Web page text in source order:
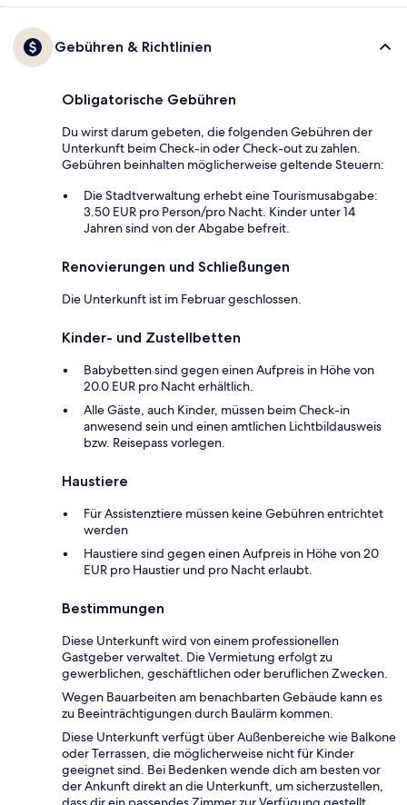
Gebühren & Richtlinien
Obligatorische Gebühren
Du wirst darum gebeten, die folgenden Gebühren der
Unterkunft beim Check-in oder Check-out zu zahlen.
Gebühren beinhalten möglicherweise geltende Steuern:
Die Stadtverwaltung erhebt eine Tourismusabgabe:
3.50 EUR pro Person/pro Nacht. Kinder unter 14
Jahren sind von der Abgabe befreit.
Renovierungen und Schließungen
Die Unterkunft ist im Februar geschlossen.
Kinder- und Zustellbetten
Babybetten sind gegen einen Aufpreis in Höhe von
20.0 EUR pro Nacht erhältlich.
Alle Gäste, auch Kinder, müssen beim Check-in
anwesend sein und einen amtlichen Lichtbildausweis
bzw. Reisepass vorlegen.
Haustiere
Für Assistenztiere müssen keine Gebühren entrichtet
werden
Haustiere sind gegen einen Aufpreis in Höhe von 20
EUR pro Haustier und pro Nacht erlaubt.
Bestimmungen
Diese Unterkunft wird von einem professionellen
Gastgeber verwaltet. Die Vermietung erfolgt zu
gewerblichen, geschäftlichen oder beruflichen Zwecken.
Wegen Bauarbeiten am benachbarten Gebäude kann es
zu Beeinträchtigungen durch Baulärm kommen.
Diese Unterkunft verfügt über Außenbereiche wie Balkone
oder Terrassen, die möglicherweise nicht für Kinder
geeignet sind. Bei Bedenken wende dich am besten vor
der Ankunft direkt an die Unterkunft, um sicherzustellen,